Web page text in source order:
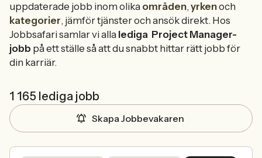
uppdaterade jobb inom olika områden,yrkenoch
kategorier, jämför tjänster och ansök direkt. Hos
Jobbsafari samlar vi alla lediga Project Manager-
jobb på ett ställe så att du snabbt hittar rätt jobb för
din karriär.
1 165 lediga jobb
Skapa Jobbevakaren